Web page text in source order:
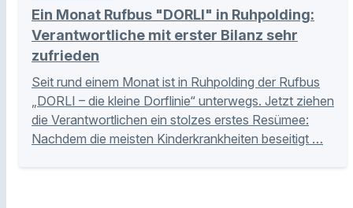
Ein Monat Rufbus "DORLI" in Ruhpolding:
Verantwortliche mit erster Bilanz sehr
zufrieden
Seit rund einem Monat ist in Ruhpolding der Rufbus
„DORLI – die kleine Dorflinie“ unterwegs. Jetzt ziehen
die Verantwortlichen ein stolzes erstes Resümee:
Nachdem die meisten Kinderkrankheiten beseitigt …